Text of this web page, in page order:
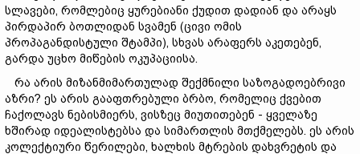
სლავები, რომლებიც ყურებიანი ქუდით დადიან და არაყს
პირდაპირ ბოთლიდან სვამენ (ცივი ომის
პროპაგანდისტული შტამპი), სხვას არაფერს აკეთებენ,
გარდა უცხო მიწების ოკუპაციისა.
რა არის მიზანმიმართულად შექმნილი საზოგადოებრივი
აზრი? ეს არის გააფთრებული ბრბო, რომელიც ქვებით
ჩაქოლავს ნებისმიერს, ვისზეც მიუთითებენ - ყველაზე
ხშირად იდეალისტებსა და სიმართლის მთქმელებს. ეს არის
კოლექტიური წერილები, ხალხის მტრების დახვრეტის და